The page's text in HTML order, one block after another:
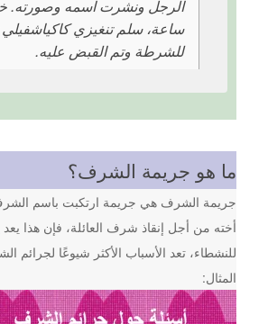
ساعة، سلم تنغيزي
للشرطة وتم القبض عليه.
ما هو جريمة الشرف؟
جريمة الشرف هي جريمة ارتكبت باسم
أخته من أجل إنقاذ شرف العائلة، فإن هذا يعد
للنشطاء، تعد الأسباب الأكثر شيوعًا
المثال: